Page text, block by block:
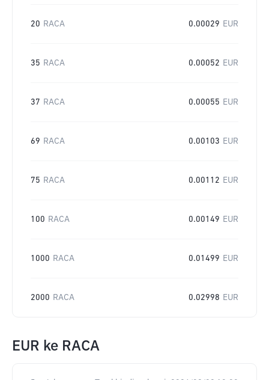
20 RACA 0.00029 EUR
35 RACA 0.00052 EUR
37 RACA 0.00055 EUR
69 RACA 0.00103 EUR
75 RACA 0.00112 EUR
100 RACA 0.00149 EUR
1000 RACA 0.01499 EUR
2000 RACA 0.02998 EUR
EUR ke RACA